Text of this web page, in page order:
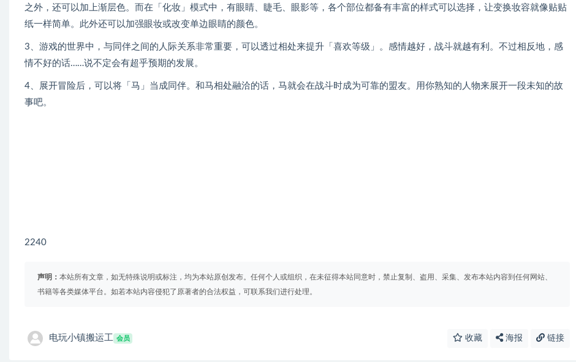
之外，还可以加上渐层色。而在「化妆」模式中，有眼睛、睫毛、眼影等，各个部位都备有丰富的样式可以选择，让变换妆容就像贴贴
纸一样简单。此外还可以加强眼妆或改变单边眼睛的颜色。
3、游戏的世界中，与同伴之间的人际关系非常重要，可以透过相处来提升「喜欢等级」。感情越好，战斗就越有利。不过相反地，感
情不好的话……说不定会有超乎预期的发展。
4、展开冒险后，可以将「马」当成同伴。和马相处融洽的话，马就会在战斗时成为可靠的盟友。用你熟知的人物来展开一段未知的故
事吧。
2240
声明： 本站所有文章，如无特殊说明或标注，均为本站原创发布。任何个人或组织，在未征得本站同意时，禁止复制、盗用、采集、发布本站内容到任何网站、
书籍等各类媒体平台。如若本站内容侵犯了原著者的合法权益，可联系我们进行处理。
电玩小镇搬运工 会员 收藏 海报 链接